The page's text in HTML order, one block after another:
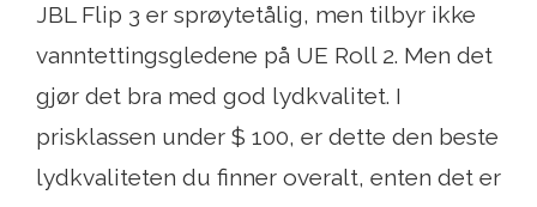
JBL Flip 3 er sprøytetålig, men tilbyr ikke
vanntettingsgledene på UE Roll 2. Men det
gjør det bra med god lydkvalitet. I
prisklassen under $ 100, er dette den beste
lydkvaliteten du finner overalt, enten det er